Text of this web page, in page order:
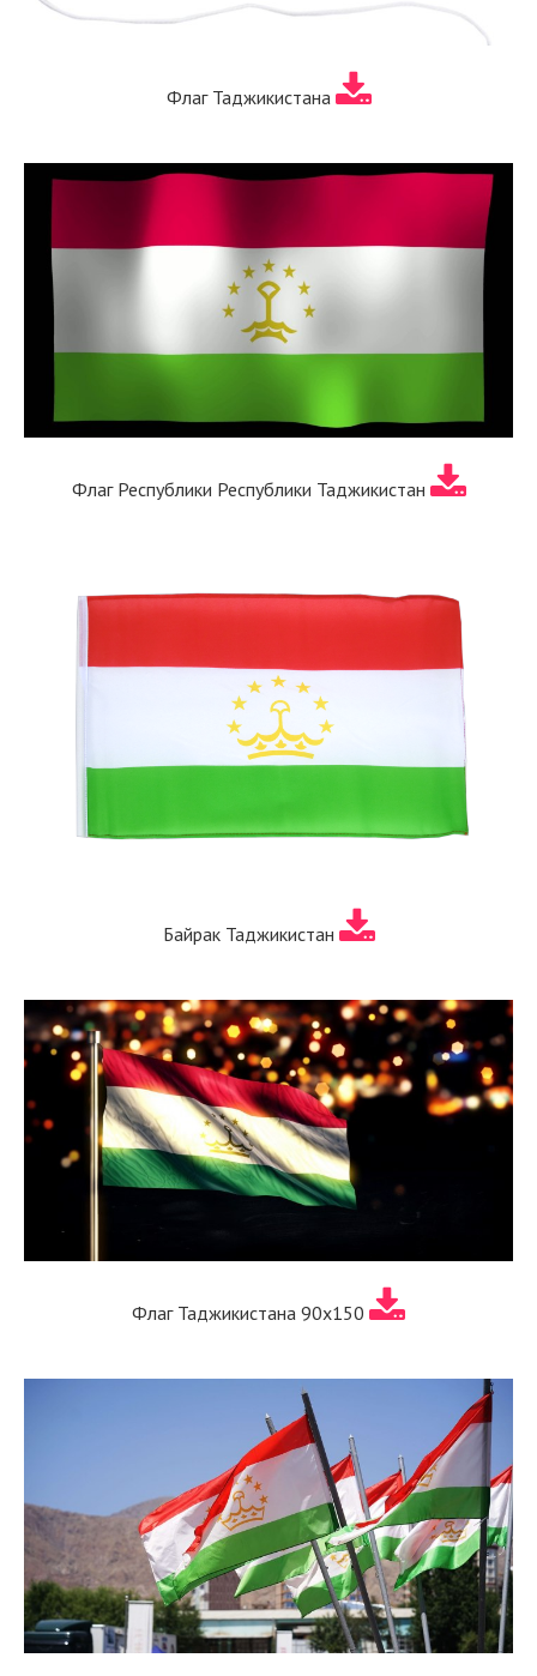
Флаг Таджикистана
Флаг Республики Республики Таджикистан
Байрак Таджикистан
Флаг Таджикистана 90x150